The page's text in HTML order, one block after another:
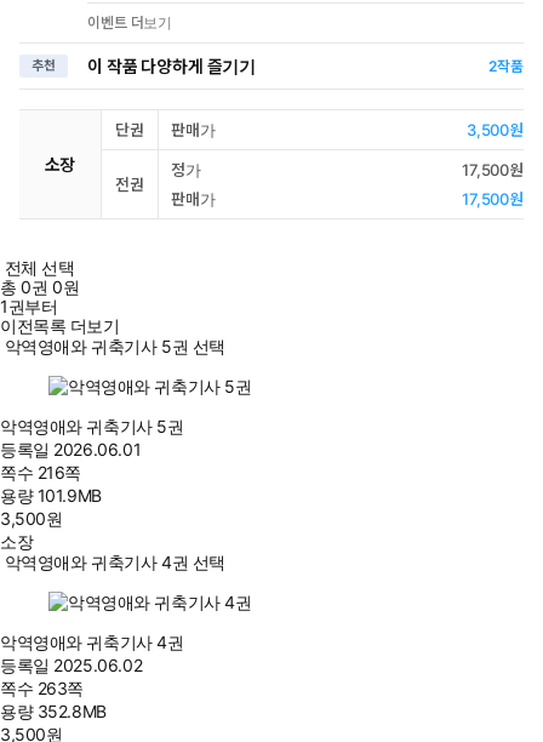
이벤트 더보기
추천 이 작품 다양하게 즐기기 2작품
소장
단권 판매가 3,500원
전권
정가
17,500원
판매가
17,500원
전체 선택
총0권 0원
1권부터
이전목록 더보기
악역영애와 귀축기사 5권 선택
악역영애와 귀축기사 5권
등록일 2026.06.01
쪽수 216쪽
용량101.9MB
3,500원
소장
악역영애와 귀축기사 4권 선택
악역영애와 귀축기사 4권
등록일 2025.06.02
쪽수 263쪽
용량 352.8MB
3,500원